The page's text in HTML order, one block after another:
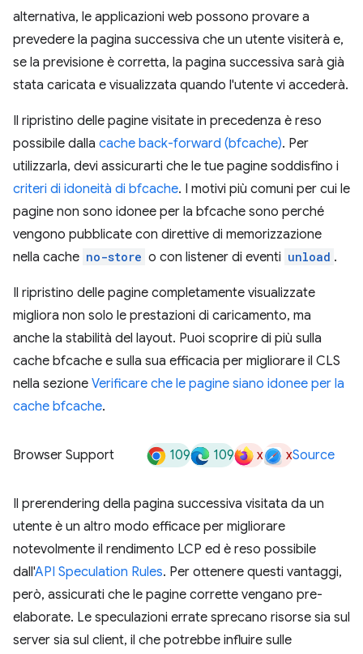
alternativa, le applicazioni web possono provare a
prevedere la pagina successiva che un utente visiterà e,
se la previsione è corretta, la pagina successiva sarà già
stata caricata e visualizzata quando l'utente vi accederà.
Il ripristino delle pagine visitate in precedenza è reso
possibile dalla cache back-forward (bfcache). Per
utilizzarla, devi assicurarti che le tue pagine soddisfino i
criteri di idoneità di bfcache. I motivi più comuni per cui le
pagine non sono idonee per la bfcache sono perché
vengono pubblicate con direttive di memorizzazione
nella cache no-store o con listener di eventi unload .
Il ripristino delle pagine completamente visualizzate
migliora non solo le prestazioni di caricamento, ma
anche la stabilità del layout. Puoi scoprire di più sulla
cache bfcache e sulla sua efficacia per migliorare il CLS
nella sezione Verificare che le pagine siano idonee per la
cache bfcache.
Browser Support 109 109 x xSource
Il prerendering della pagina successiva visitata da un
utente è un altro modo efficace per migliorare
notevolmente il rendimento LCP ed è reso possibile
dall'API Speculation Rules. Per ottenere questi vantaggi,
però, assicurati che le pagine corrette vengano pre-
elaborate. Le speculazioni errate sprecano risorse sia sul
server sia sul client, il che potrebbe influire sulle